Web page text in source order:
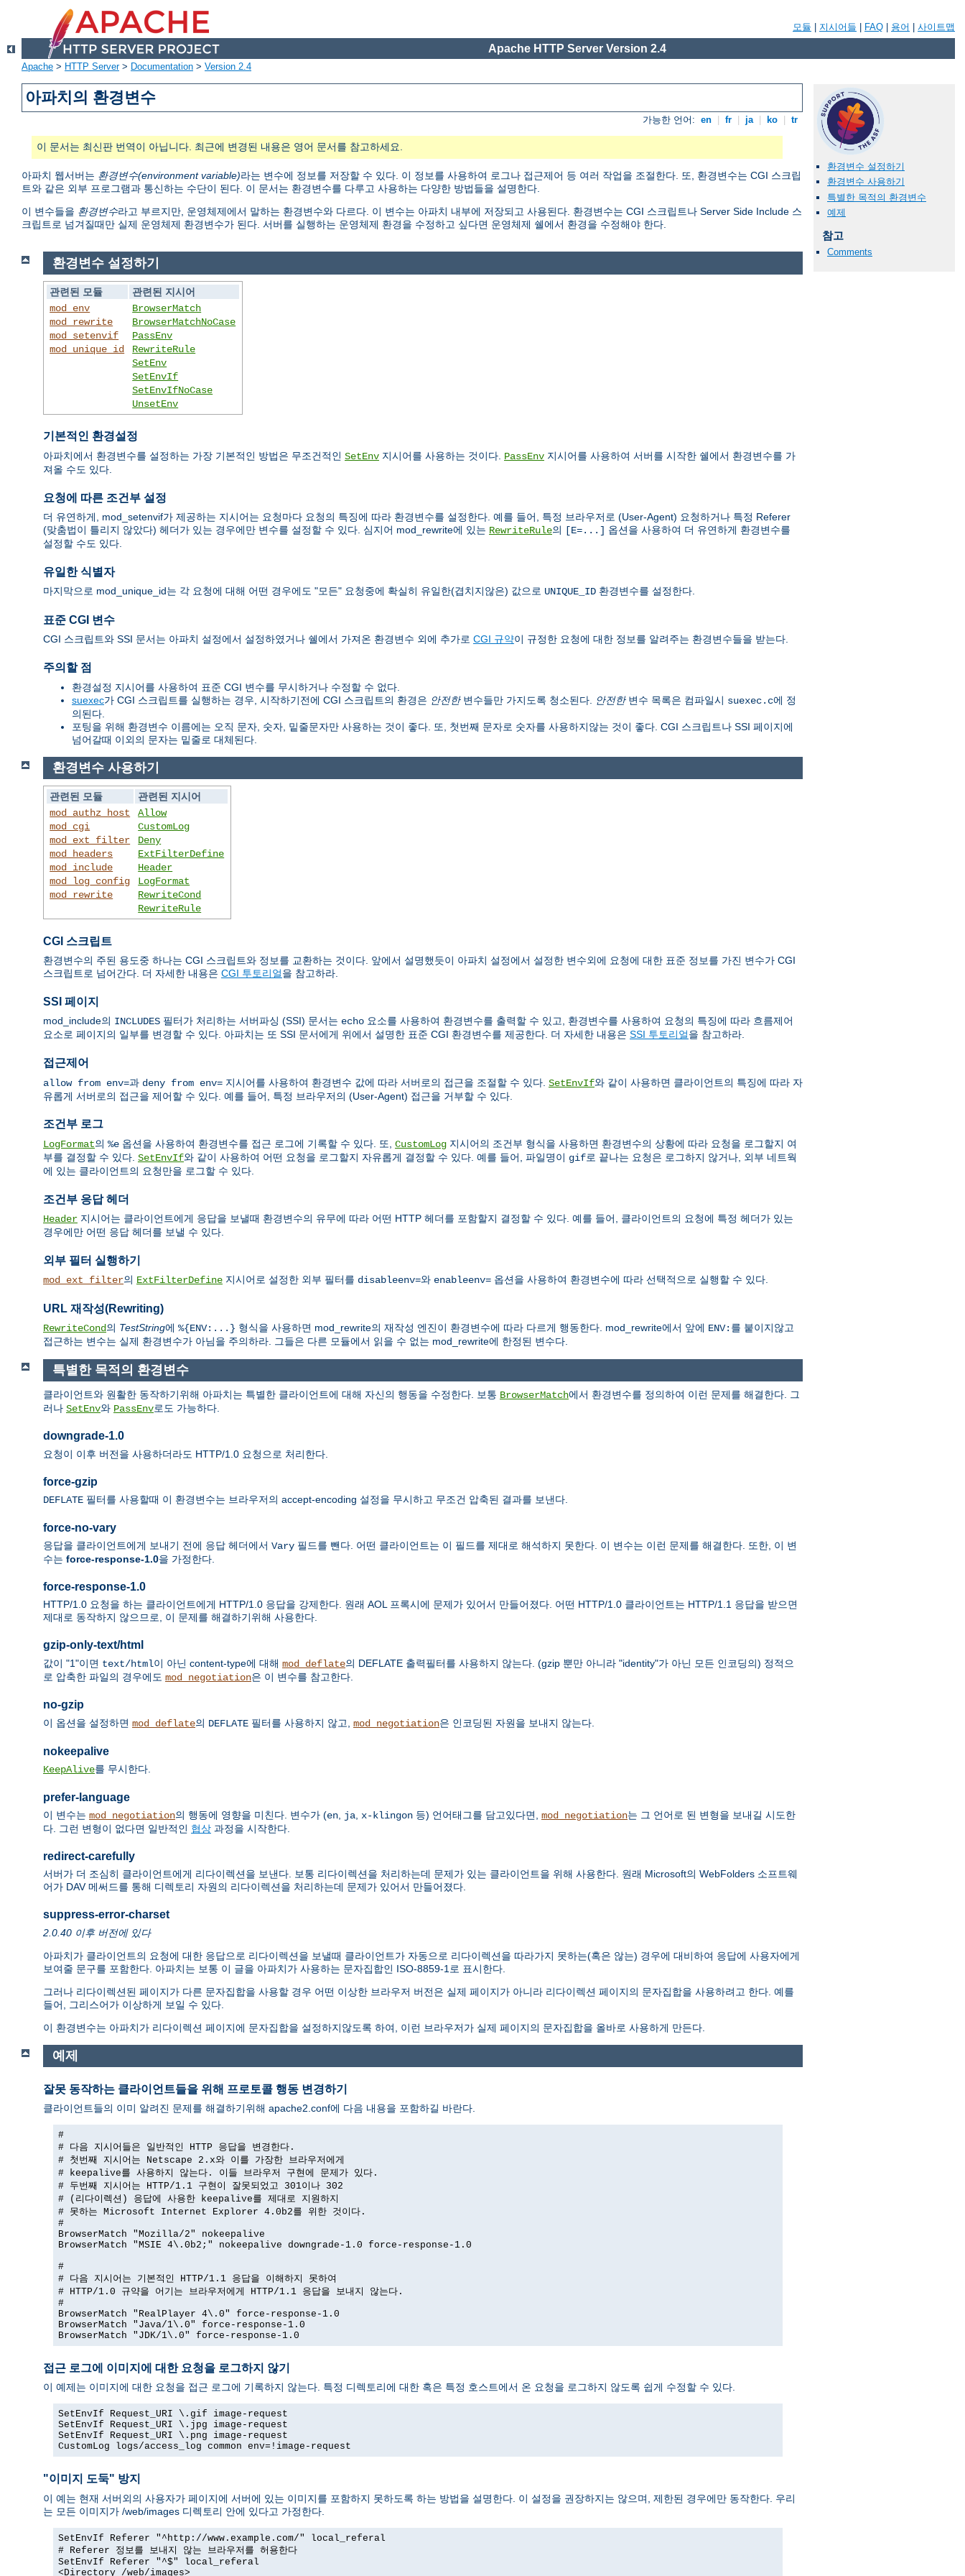
모듈 지시어들 FAQ 용어 사이트맵
Apache HTTP Server Version 2.4
Apache > HTTP Server> Documentation > Version 2.4
아파치의 환경변수
가능한 언어: en fr ja ko tr
이 문서는 최신판 번역이 아닙니다. 최근에 변경된 내용은 영어 문서를 참고하세요.
아파치 웹서버는 환경변수(environment variable)라는 변수에 정보를 저장할 수 있다. 이 정보를 사용하여 로그나 접근제어 등 여러 작업을 조절한다. 또, 환경변수는 CGI 스크립
트와 같은 외부 프로그램과 통신하는 수단이 된다. 이 문서는 환경변수를 다루고 사용하는 다양한 방법들을 설명한다.
이 변수들을 환경변수라고 부르지만, 운영체제에서 말하는 환경변수와 다르다. 이 변수는 아파치 내부에 저장되고 사용된다. 환경변수는 CGI 스크립트나 Server Side Include 스
크립트로 넘겨질때만 실제 운영체제 환경변수가 된다. 서버를 실행하는 운영체제 환경을 수정하고 싶다면 운영체제 쉘에서 환경을 수정해야 한다.
환경변수 설정하기
환경변수 사용하기
특별한 목적의 환경변수
예제
참고
Comments
환경변수 설정하기
관련된 모듈
관련된 지시어
mod_env
mod_rewrite
mod_setenvif
mod_unique_id
BrowserMatch
BrowserMatchNoCase
PassEnv
RewriteRule
SetEnv
SetEnvIf
SetEnvIfNoCase
UnsetEnv
기본적인 환경설정
아파치에서 환경변수를 설정하는 가장 기본적인 방법은 무조건적인 SetEnv 지시어를 사용하는 것이다. PassEnv 지시어를 사용하여 서버를 시작한 쉘에서 환경변수를 가
져올 수도 있다.
요청에 따른 조건부 설정
더 유연하게, mod_setenvif가 제공하는 지시어는 요청마다 요청의 특징에 따라 환경변수를 설정한다. 예를 들어, 특정 브라우저로 (User-Agent) 요청하거나 특정 Referer
(맞춤법이 틀리지 않았다) 헤더가 있는 경우에만 변수를 설정할 수 있다. 심지어 mod_rewrite에 있는 RewriteRule의 [E=...] 옵션을 사용하여 더 유연하게 환경변수를
설정할 수도 있다.
유일한 식별자
마지막으로 mod_unique_id는 각 요청에 대해 어떤 경우에도 "모든" 요청중에 확실히 유일한(겹치지않은) 값으로 UNIQUE_ID 환경변수를 설정한다.
표준 CGI 변수
CGI 스크립트와 SSI 문서는 아파치 설정에서 설정하였거나 쉘에서 가져온 환경변수 외에 추가로 CGI 규약이 규정한 요청에 대한 정보를 알려주는 환경변수들을 받는다.
주의할 점
환경설정 지시어를 사용하여 표준 CGI 변수를 무시하거나 수정할 수 없다.
suexec가 CGI 스크립트를 실행하는 경우, 시작하기전에 CGI 스크립트의 환경은 안전한변수들만 가지도록 청소된다. 안전한변수 목록은 컴파일시 suexec.c에 정
의된다.
포팅을 위해 환경변수 이름에는 오직 문자, 숫자, 밑줄문자만 사용하는 것이 좋다. 또, 첫번째 문자로 숫자를 사용하지않는 것이 좋다. CGI 스크립트나 SSI 페이지에
넘어갈때 이외의 문자는 밑줄로 대체된다.
환경변수 사용하기
관련된 모듈
관련된 지시어
mod_authz_host
mod_cgi
mod_ext_filter
mod_headers
mod_include
mod_log_config
mod_rewrite
Allow
CustomLog
Deny
ExtFilterDefine
Header
LogFormat
RewriteCond
RewriteRule
CGI 스크립트
환경변수의 주된 용도중 하나는 CGI 스크립트와 정보를 교환하는 것이다. 앞에서 설명했듯이 아파치 설정에서 설정한 변수외에 요청에 대한 표준 정보를 가진 변수가 CGI
스크립트로 넘어간다. 더 자세한 내용은 CGI 투토리얼을 참고하라.
SSI 페이지
mod_include의 INCLUDES 필터가 처리하는 서버파싱 (SSI) 문서는 echo 요소를 사용하여 환경변수를 출력할 수 있고, 환경변수를 사용하여 요청의 특징에 따라 흐름제어
요소로 페이지의 일부를 변경할 수 있다. 아파치는 또 SSI 문서에게 위에서 설명한 표준 CGI 환경변수를 제공한다. 더 자세한 내용은 SSI 투토리얼을 참고하라.
접근제어
allow from env=과 deny from env= 지시어를 사용하여 환경변수 값에 따라 서버로의 접근을 조절할 수 있다. SetEnvIf와 같이 사용하면 클라이언트의 특징에 따라 자
유롭게 서버로의 접근을 제어할 수 있다. 예를 들어, 특정 브라우저의 (User-Agent) 접근을 거부할 수 있다.
조건부 로그
LogFormat의 %e 옵션을 사용하여 환경변수를 접근 로그에 기록할 수 있다. 또, CustomLog 지시어의 조건부 형식을 사용하면 환경변수의 상황에 따라 요청을 로그할지 여
부를 결정할 수 있다. SetEnvIf와 같이 사용하여 어떤 요청을 로그할지 자유롭게 결정할 수 있다. 예를 들어, 파일명이 gif로 끝나는 요청은 로그하지 않거나, 외부 네트웍
에 있는 클라이언트의 요청만을 로그할 수 있다.
조건부 응답 헤더
Header 지시어는 클라이언트에게 응답을 보낼때 환경변수의 유무에 따라 어떤 HTTP 헤더를 포함할지 결정할 수 있다. 예를 들어, 클라이언트의 요청에 특정 헤더가 있는
경우에만 어떤 응답 헤더를 보낼 수 있다.
외부 필터 실행하기
mod_ext_filter의 ExtFilterDefine 지시어로 설정한 외부 필터를 disableenv=와 enableenv= 옵션을 사용하여 환경변수에 따라 선택적으로 실행할 수 있다.
URL 재작성(Rewriting)
RewriteCond의 TestString에 %{ENV:...} 형식을 사용하면 mod_rewrite의 재작성 엔진이 환경변수에 따라 다르게 행동한다. mod_rewrite에서 앞에 ENV: 를 붙이지않고
접근하는 변수는 실제 환경변수가 아님을 주의하라. 그들은 다른 모듈에서 읽을 수 없는 mod_rewrite에 한정된 변수다.
특별한 목적의 환경변수
클라이언트와 원활한 동작하기위해 아파치는 특별한 클라이언트에 대해 자신의 행동을 수정한다. 보통 BrowserMatch에서 환경변수를 정의하여 이런 문제를 해결한다. 그
러나 SetEnv와 PassEnv로도 가능하다.
downgrade-1.0
요청이 이후 버전을 사용하더라도 HTTP/1.0 요청으로 처리한다.
force-gzip
DEFLATE 필터를 사용할때 이 환경변수는 브라우저의 accept-encoding 설정을 무시하고 무조건 압축된 결과를 보낸다.
force-no-vary
응답을 클라이언트에게 보내기 전에 응답 헤더에서 Vary 필드를 뺀다. 어떤 클라이언트는 이 필드를 제대로 해석하지 못한다. 이 변수는 이런 문제를 해결한다. 또한, 이 변
수는 force-response-1.0을 가정한다.
force-response-1.0
HTTP/1.0 요청을 하는 클라이언트에게 HTTP/1.0 응답을 강제한다. 원래 AOL 프록시에 문제가 있어서 만들어졌다. 어떤 HTTP/1.0 클라이언트는 HTTP/1.1 응답을 받으면
제대로 동작하지 않으므로, 이 문제를 해결하기위해 사용한다.
gzip-only-text/html
값이 "1"이면 text/html이 아닌 content-type에 대해 mod_deflate의 DEFLATE 출력필터를 사용하지 않는다. (gzip 뿐만 아니라 "identity"가 아닌 모든 인코딩의) 정적으
로 압축한 파일의 경우에도 mod_negotiation은 이 변수를 참고한다.
no-gzip
이 옵션을 설정하면 mod_deflate의 DEFLATE 필터를 사용하지 않고, mod_negotiation은 인코딩된 자원을 보내지 않는다.
nokeepalive
KeepAlive를 무시한다.
prefer-language
이 변수는 mod_negotiation의 행동에 영향을 미친다. 변수가 (en ja x-klingon 등) 언어태그를 담고있다면, mod_negotiation는 그 언어로 된 변형을 보내길 시도한
다. 그런 변형이 없다면 일반적인 협상 과정을 시작한다.
redirect-carefully
서버가 더 조심히 클라이언트에게 리다이렉션을 보낸다. 보통 리다이렉션을 처리하는데 문제가 있는 클라이언트을 위해 사용한다. 원래 Microsoft의 WebFolders 소프트웨
어가 DAV 메써드를 통해 디렉토리 자원의 리다이렉션을 처리하는데 문제가 있어서 만들어졌다.
suppress-error-charset
2.0.40 이후 버전에 있다
아파치가 클라이언트의 요청에 대한 응답으로 리다이렉션을 보낼때 클라이언트가 자동으로 리다이렉션을 따라가지 못하는(혹은 않는) 경우에 대비하여 응답에 사용자에게
보여줄 문구를 포함한다. 아파치는 보통 이 글을 아파치가 사용하는 문자집합인 ISO-8859-1로 표시한다.
그러나 리다이렉션된 페이지가 다른 문자집합을 사용할 경우 어떤 이상한 브라우저 버전은 실제 페이지가 아니라 리다이렉션 페이지의 문자집합을 사용하려고 한다. 예를
들어, 그리스어가 이상하게 보일 수 있다.
이 환경변수는 아파치가 리다이렉션 페이지에 문자집합을 설정하지않도록 하여, 이런 브라우저가 실제 페이지의 문자집합을 올바로 사용하게 만든다.
예제
잘못 동작하는 클라이언트들을 위해 프로토콜 행동 변경하기
클라이언트들의 이미 알려진 문제를 해결하기위해 apache2.conf에 다음 내용을 포함하길 바란다.
#
# 다음 지시어들은 일반적인 HTTP 응답을 변경한다.
# 첫번째 지시어는 Netscape 2.x와 이를 가장한 브라우저에게
# keepalive를 사용하지 않는다. 이들 브라우저 구현에 문제가 있다.
# 두번째 지시어는 HTTP/1.1 구현이 잘못되었고 301이나 302
# (리다이렉션) 응답에 사용한 keepalive를 제대로 지원하지
# 못하는 Microsoft Internet Explorer 4.0b2를 위한 것이다.
#
BrowserMatch "Mozilla/2" nokeepalive
BrowserMatch "MSIE 4\.0b2;" nokeepalive downgrade-1.0 force-response-1.0
#
# 다음 지시어는 기본적인 HTTP/1.1 응답을 이해하지 못하여
# HTTP/1.0 규약을 어기는 브라우저에게 HTTP/1.1 응답을 보내지 않는다.
#
BrowserMatch "RealPlayer 4\.0" force-response-1.0
BrowserMatch "Java/1\.0" force-response-1.0
BrowserMatch "JDK/1\.0" force-response-1.0
접근 로그에 이미지에 대한 요청을 로그하지 않기
이 예제는 이미지에 대한 요청을 접근 로그에 기록하지 않는다. 특정 디렉토리에 대한 혹은 특정 호스트에서 온 요청을 로그하지 않도록 쉽게 수정할 수 있다.
SetEnvIf Request_URI \.gif image-request
SetEnvIf Request_URI \.jpg image-request
SetEnvIf Request_URI \.png image-request
CustomLog logs/access_log common env=!image-request
"이미지 도둑" 방지
이 예는 현재 서버외의 사용자가 페이지에 서버에 있는 이미지를 포함하지 못하도록 하는 방법을 설명한다. 이 설정을 권장하지는 않으며, 제한된 경우에만 동작한다. 우리
는 모든 이미지가 /web/images 디렉토리 안에 있다고 가정한다.
SetEnvIf Referer "^http://www.example.com/" local_referal
# Referer 정보를 보내지 않는 브라우저를 허용한다
SetEnvIf Referer "^$" local_referal
<Directory /web/images>